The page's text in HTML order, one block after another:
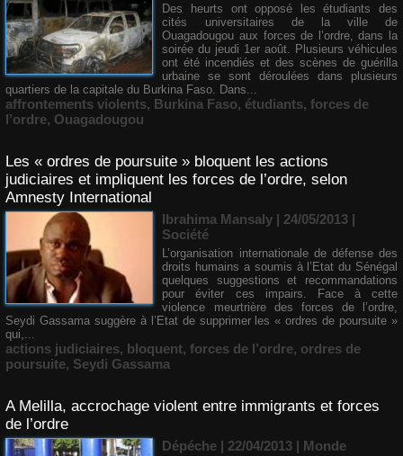
Des heurts ont opposé les étudiants des
cités universitaires de la ville de
Ouagadougou aux forces de l’ordre, dans la
soirée du jeudi 1er août. Plusieurs véhicules
ont été incendiés et des scènes de guérilla
urbaine se sont déroulées dans plusieurs
quartiers de la capitale du Burkina Faso. Dans...
affrontements violents, Burkina Faso, étudiants, forces de
l’ordre, Ouagadougou
Les « ordres de poursuite » bloquent les actions
judiciaires et impliquent les forces de l’ordre, selon
Amnesty International
Ibrahima Mansaly | 24/05/2013 |
Société
L’organisation internationale de défense des
droits humains a soumis à l’Etat du Sénégal
quelques suggestions et recommandations
pour éviter ces impairs. Face à cette
violence meurtrière des forces de l’ordre,
Seydi Gassama suggère à l’Etat de supprimer les « ordres de poursuite »
qui,...
actions judiciaires, bloquent, forces de l’ordre, ordres de
poursuite, Seydi Gassama
A Melilla, accrochage violent entre immigrants et forces
de l’ordre
Dépéche | 22/04/2013 | Monde